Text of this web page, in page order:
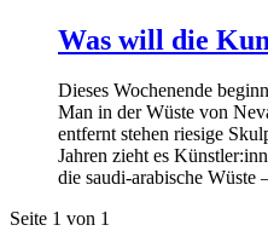
Was will die
Dieses Wochenende
Man in der Wüste von
entfernt stehen riesige
Jahren zieht es
die saudi-arabische Wüste
Seite 1 von 1